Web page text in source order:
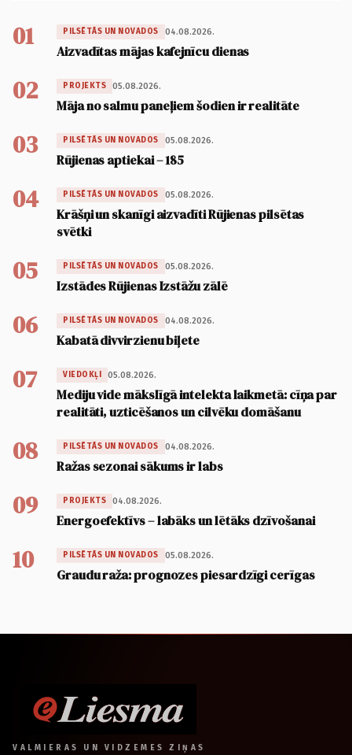
01 PILSĒTĀS UN NOVADOS 04.08.2026.
Aizvadītas mājas kafejnīcu dienas
02 PROJEKTS 05.08.2026.
Māja no salmu paneļiem šodien ir realitāte
03 PILSĒTĀS UN NOVADOS 05.08.2026.
Rūjienas aptiekai – 185
04 PILSĒTĀS UN NOVADOS 05.08.2026.
Krāšņi un skanīgi aizvadīti Rūjienas pilsētas
svētki
05 PILSĒTĀS UN NOVADOS 05.08.2026.
Izstādes Rūjienas Izstāžu zālē
06 PILSĒTĀS UN NOVADOS 04.08.2026.
Kabatā divvirzienu biļete
07 VIEDOKĻI 05.08.2026.
Mediju vide mākslīgā intelekta laikmetā: cīņa par
realitāti, uzticēšanos un cilvēku domāšanu
08 PILSĒTĀS UN NOVADOS 04.08.2026.
Ražas sezonai sākums ir labs
09 PROJEKTS 04.08.2026.
Energoefektīvs – labāks un lētāks dzīvošanai
10 PILSĒTĀS UN NOVADOS 05.08.2026.
Graudu raža: prognozes piesardzīgi cerīgas
VALMIERAS UN VIDZEMES ZIŅAS